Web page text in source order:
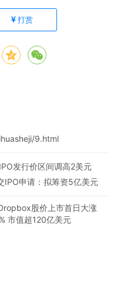
打赏
9.html
发行价区间调高2美元
IPO申请：拟筹资5亿美元